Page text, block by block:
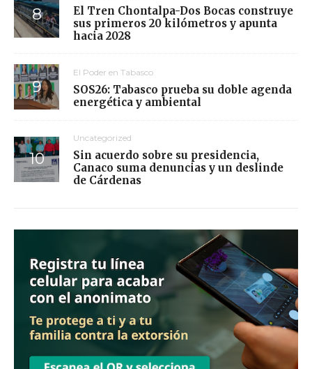
El Tren Chontalpa-Dos Bocas construye
sus primeros 20 kilómetros y apunta
hacia 2028
El Poder en Tabasco
SOS26: Tabasco prueba su doble agenda
energética y ambiental
Uncategorized
Sin acuerdo sobre su presidencia,
Canaco suma denuncias y un deslinde
de Cárdenas